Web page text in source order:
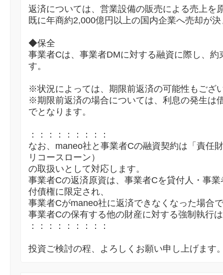
返済については、営業設備の販売による売上を
既に年商約2,000億円以上の国内企業へ売却が
◆保全
事業者Cは、事業者DMに対する融資に際し、
す。
※状況によっては、期限前返済の可能性もござ
※期限前返済の場合については、利息の発生は
でとなります。
：：：：：：：：：
なお、maneo社と事業者Cの融資契約は「責任
リコースローン）
の取扱いとして対応します。
事業者Cの返済原資は、事業者Cを貸付人・事
付債権に限定され、
事業者Cがmaneo社に返済できなくなった場合
事業者Cの保有する他の財産に対する強制執行
：：：：：：：：：
投資ご検討の程、よろしくお願い申し上げます